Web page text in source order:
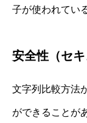
子が使われてい
安全性（セ
文字列比較方法
ができることが